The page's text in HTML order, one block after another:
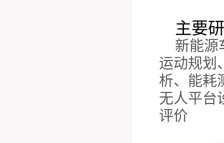
主要
新能源
运动规划
析、能耗
无人平台
评价